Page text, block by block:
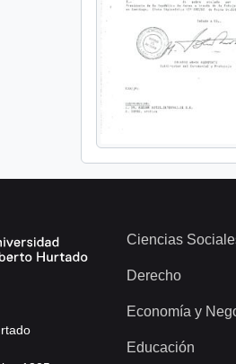
Ciencias
Derecho
Economía y
Educación